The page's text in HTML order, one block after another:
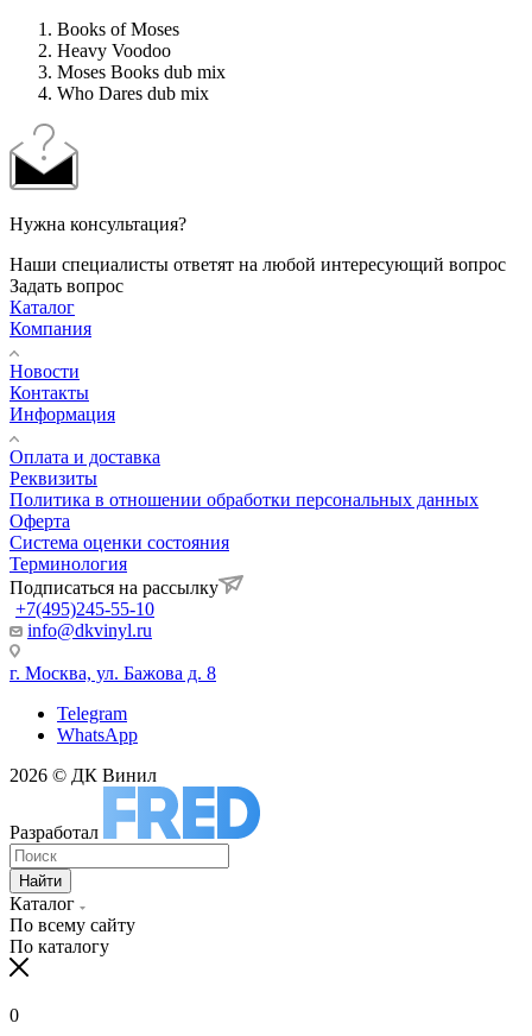
Books of Moses
Heavy Voodoo
Moses Books dub mix
Who Dares dub mix
Нужна консультация?
Наши специалисты ответят на любой интересующий вопрос
Задать вопрос
Каталог
Компания
Новости
Контакты
Информация
Оплата и доставка
Реквизиты
Политика в отношении обработки персональных данных
Оферта
Система оценки состояния
Терминология
Подписаться на рассылку
+7(495)245-55-10
info@dkvinyl.ru
г. Москва, ул. Бажова д. 8
Telegram
WhatsApp
2026 © ДК Винил
Разработал
Найти
Каталог
По всему сайту
По каталогу
0